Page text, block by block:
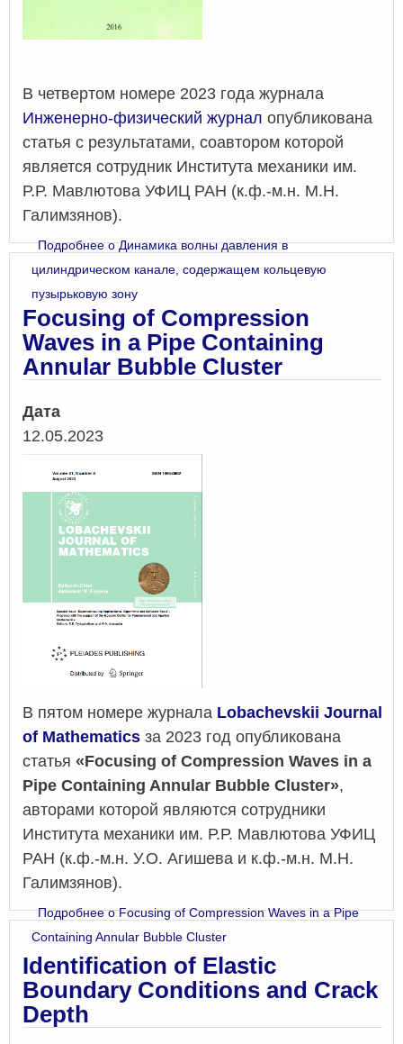
В четвертом номере 2023 года журнала
Инженерно-физический журнал опубликована
статья с результатами, соавтором которой
является сотрудник Института механики им.
Р.Р. Мавлютова УФИЦ РАН (к.ф.-м.н. М.Н.
Галимзянов).
Подробнеео Динамика волны давления в
цилиндрическом канале, содержащем кольцевую
пузырьковую зону
Focusing of Compression
Waves in a Pipe Containing
Annular Bubble Cluster
Дата
12.05.2023
В пятом номере журнала Lobachevskii Journal
of Mathematics за 2023 год опубликована
статья «Focusing of Compression Waves in a
Pipe Containing Annular Bubble Cluster»,
авторами которой являются сотрудники
Института механики им. Р.Р. Мавлютова УФИЦ
РАН (к.ф.-м.н. У.О. Агишева и к.ф.-м.н. М.Н.
Галимзянов).
Подробнеео Focusing of Compression Waves in a Pipe
Containing Annular Bubble Cluster
Identification of Elastic
Boundary Conditions and Crack
Depth